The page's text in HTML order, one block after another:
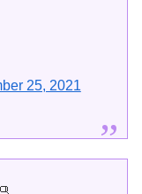
25, 2021